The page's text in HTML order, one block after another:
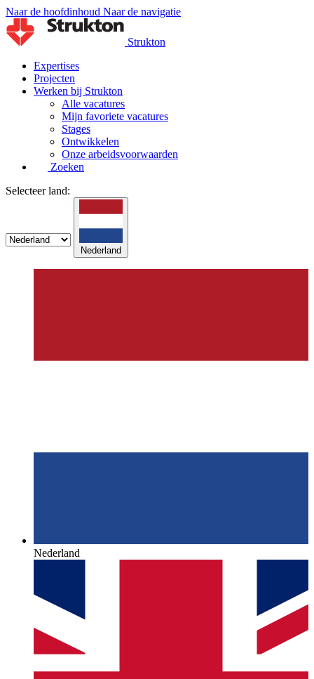
Naar de hoofdinhoud Naar de navigatie
Strukton
Expertises
Projecten
Werken bij Strukton
Alle vacatures
Mijn favoriete vacatures
Stages
Ontwikkelen
Onze arbeidsvoorwaarden
Zoeken
Selecteer land:
Nederland
Nederland